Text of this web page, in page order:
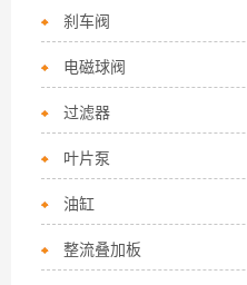
刹车阀
电磁球阀
过滤器
叶片泵
油缸
整流叠加板